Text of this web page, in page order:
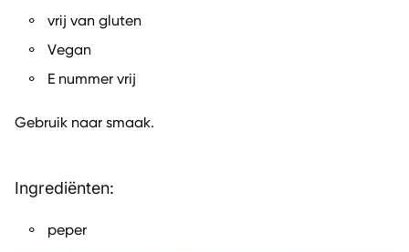
vrij van gluten
Vegan
E nummer vrij
Gebruik naar smaak.
Ingrediënten:
peper